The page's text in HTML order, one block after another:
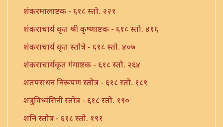
शंकरमालाष्टक - ६१८ स्तो. २२१
शंकराचार्य कृत श्री कृष्णाष्टक - ६१८ स्तो. ४१६
शंकराचार्य कृत स्तोत्रे - ६१८ स्तो. ४०७
शंकराचार्यकृत गंगाष्टक - ६१८ स्तो. २६४
शतपराधन निरूपण स्तोत्र - ६१८ स्तो. १८९
शत्रुविध्वंसिनी स्तोत्र - ६१८ स्तो. १९०
शनि स्तोत्र - ६१८ स्तो. १९१